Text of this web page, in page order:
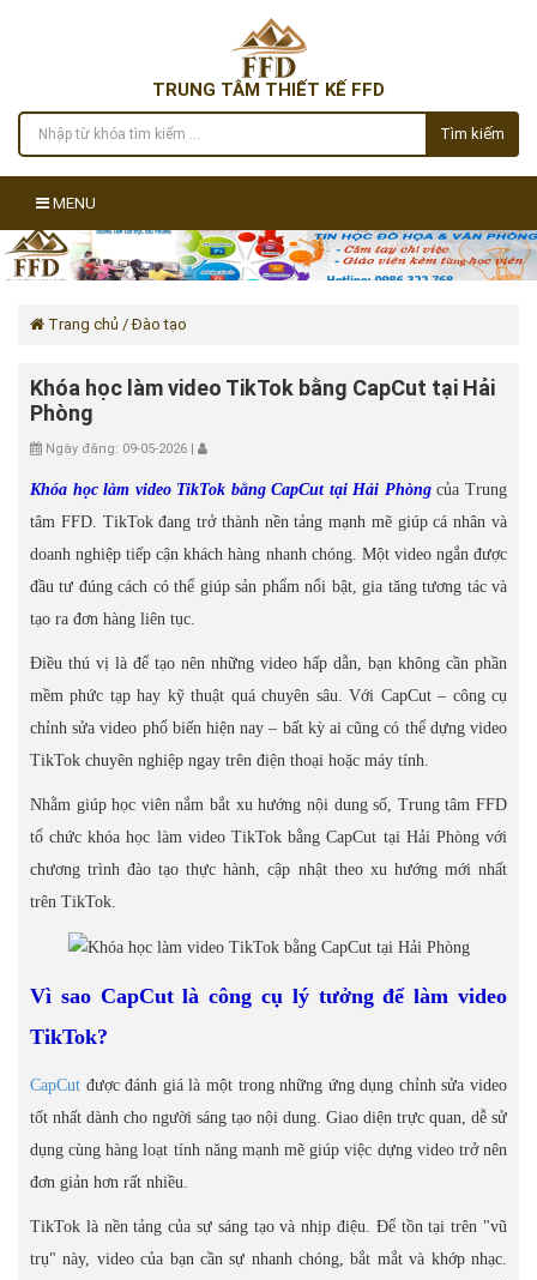
TRUNG TÂM THIẾT KẾ FFD
Tìm kiếm
MENU
Trang chủ / Đào tạo
Khóa học làm video TikTok bằng CapCut tại Hải
Phòng
Ngày đăng: 09-05-2026 |
Khóa học làm video TikTok bằng CapCut tại Hải Phòngcủa Trung
tâm FFD. TikTok đang trở thành nền tảng mạnh mẽ giúp cá nhân và
doanh nghiệp tiếp cận khách hàng nhanh chóng. Một video ngắn được
đầu tư đúng cách có thể giúp sản phẩm nổi bật, gia tăng tương tác và
tạo ra đơn hàng liên tục.
Điều thú vị là để tạo nên những video hấp dẫn, bạn không cần phần
mềm phức tạp hay kỹ thuật quá chuyên sâu. Với CapCut – công cụ
chỉnh sửa video phổ biến hiện nay – bất kỳ ai cũng có thể dựng video
TikTok chuyên nghiệp ngay trên điện thoại hoặc máy tính.
Nhằm giúp học viên nắm bắt xu hướng nội dung số, Trung tâm FFD
tổ chức khóa học làm video TikTok bằng CapCut tại Hải Phòng với
chương trình đào tạo thực hành, cập nhật theo xu hướng mới nhất
trên TikTok.
Vì sao CapCut là công cụ lý tưởng để làm video
TikTok?
CapCut được đánh giá là một trong những ứng dụng chỉnh sửa video
tốt nhất dành cho người sáng tạo nội dung. Giao diện trực quan, dễ sử
dụng cùng hàng loạt tính năng mạnh mẽ giúp việc dựng video trở nên
đơn giản hơn rất nhiều.
TikTok là nền tảng của sự sáng tạo và nhịp điệu. Để tồn tại trên "vũ
trụ" này, video của bạn cần sự nhanh chóng, bắt mắt và khớp nhạc.